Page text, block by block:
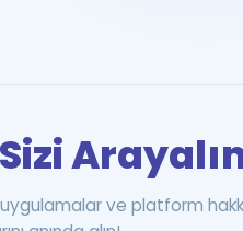
ve platform